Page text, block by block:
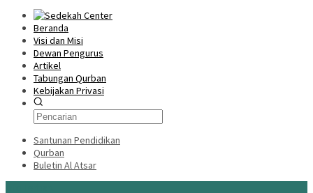
Beranda
Visi dan Misi
Dewan Pengurus
Artikel
Tabungan Qurban
Kebijakan Privasi
Santunan Pendidikan
Qurban
Buletin Al Atsar